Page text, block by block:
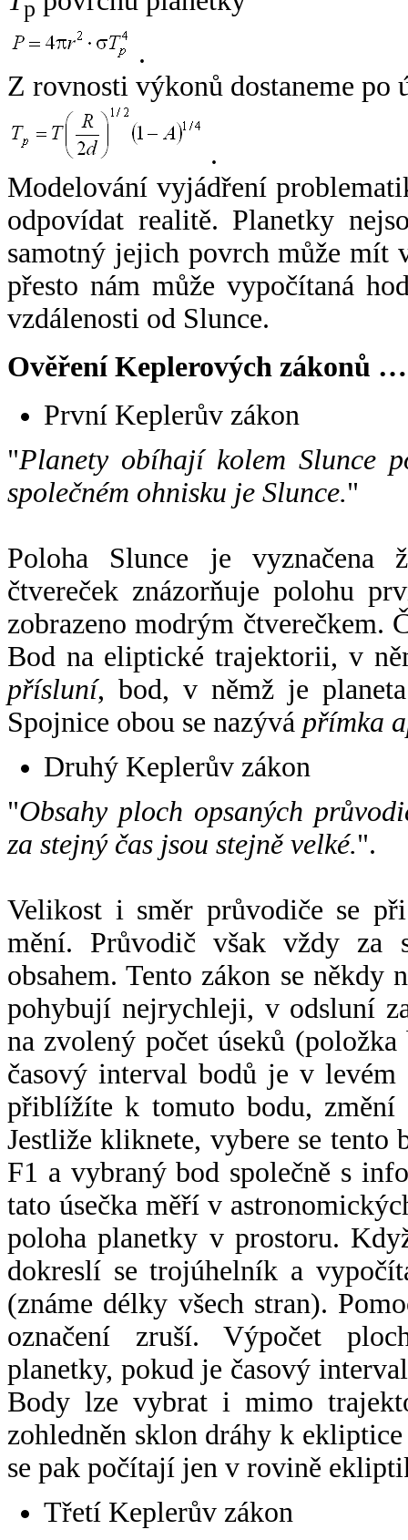
p
.
Z rovnosti výkonů dostaneme po
.
Modelování vyjádření
odpovídat realitě. Planetky
samotný jejich povrch může mít
přesto nám může vypočítaná
vzdálenosti od Slunce.
Ověření Keplerových zákonů …
První Keplerův zákon
"Planety obíhají kolem Slunce
společném ohnisku je Slunce."
Poloha Slunce je vyznačena
čtvereček znázorňuje polohu
zobrazeno modrým čtverečkem.
Bod na eliptické trajektorii, v
přísluní, bod, v němž je
Spojnice obou se nazývá přímka
Druhý Keplerův zákon
"Obsahy ploch opsaných
za stejný čas jsou stejně velké.".
Velikost i směr průvodiče se
mění. Průvodič však vždy za
obsahem. Tento zákon se někdy
pohybují nejrychleji, v odsluní
na zvolený počet úseků
časový interval bodů je v
přiblížíte k tomuto bodu,
Jestliže kliknete, vybere se tento
F1 a vybraný bod společně s
tato úsečka měří v
poloha planetky v prostoru.
dokreslí se trojúhelník a
(známe délky všech stran).
označení zruší. Výpočet
planetky, pokud je časový
Body lze vybrat i mimo
zohledněn sklon dráhy k
se pak počítají jen v rovině
Třetí Keplerův zákon